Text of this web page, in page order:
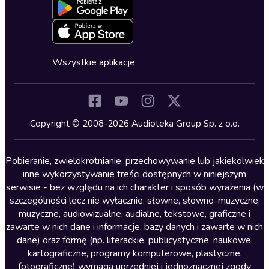
Kryminały
Lektury szkolne
Literatura anglojęzyczna
Literatura faktu
Literatura obyczajowa
Literatura piękna obca
Literatura piękna polska
Nagrania relaksacyjne
Deklaracja dostępności
Oferta dla firm i bibliotek
Blog
Zapowiedzi
Cykle audiobooków
Wszystkie aplikacje
Copyright © 2008-2026 Audioteka Group Sp. z o.o.
Pobieranie, zwielokrotnianie, przechowywanie lub jakiekolwiek
inne wykorzystywanie treści dostępnych w niniejszym
serwisie - bez względu na ich charakter i sposób wyrażenia (w
szczególności lecz nie wyłącznie: słowne, słowno-muzyczne,
muzyczne, audiowizualne, audialne, tekstowe, graficzne i
zawarte w nich dane i informacje, bazy danych i zawarte w nich
dane) oraz formę (np. literackie, publicystyczne, naukowe,
kartograficzne, programy komputerowe, plastyczne,